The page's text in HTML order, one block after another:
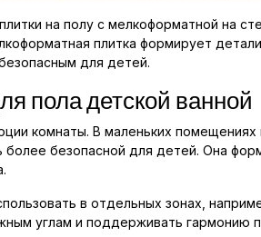
на полу с мелкоформатной на
плитка формирует
для детей.
пола детской ванной
комнаты. В маленьких
безопасной для детей. Она
в отдельных зонах,
углам и поддерживать гармонию